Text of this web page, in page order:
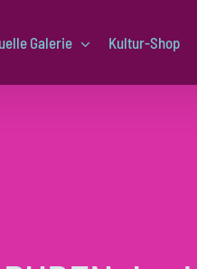
Galerie Kultur-Shop